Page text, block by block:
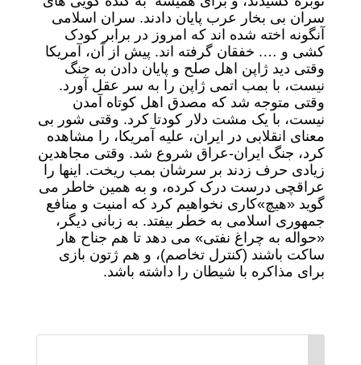
سران بی بخار عرب پایان دادند. سران اسلامی
آنگونه اخته شده اند که امروز در برابر کودک
کشی و …. خفقان گرفته اند. پیش از آن، آمریکا
وقتی دید ژاپن اهل صلح و پایان دادن به جنگ
نیست، با بمب اتمی ژاپن را به سر عقل آورد.
وقتی متوجه شد که مصدق اهل کوتاه آمدن
نیست، با یک مشت دلار کودتا کرد. وقتی شور بی
معنای انقلابی در ایران، علیه آمریکا، را مشاهده
کرد، جنگ ایران-عراق شروع شد. وقتی مجاهدین
زیادی حرف زدند بر سرشان بمب ریخت. اینها را
عراقچی درست درک کرده، و به همین خاطر می
گوید «هیچ»کاری نخواهیم کرد که امنیت و منافع
جمهوری اسلامی به خطر بیفتد. به زبانی دیگر،
«حواله به چراغ نفتی» می دهد تا هم جناح هار
ساکت باشند (کنترل تخاصم)، و هم ژتون بازی
برای مذاکره با شیطان را داشته باشد.